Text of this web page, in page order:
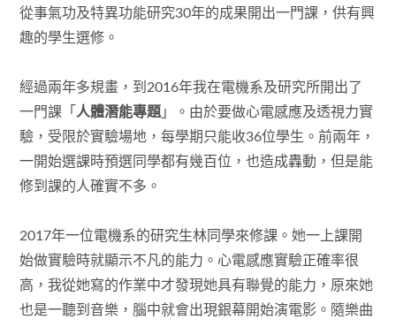
從事氣功及特異功能研究30年的成果開出一門課，供有興
趣的學生選修。
經過兩年多規畫，到2016年我在電機系及研究所開出了
一門課「 人體潛能專題 」。由於要做心電感應及透視力實
驗，受限於實驗場地，每學期只能收36位學生。前兩年，
一開始選課時預選同學都有幾百位，也造成轟動，但是能
修到課的人確實不多。
2017年一位電機系的研究生林同學來修課。她一上課開
始做實驗時就顯示不凡的能力。心電感應實驗正確率很
高，我從她寫的作業中才發現她具有聯覺的能力，原來她
也是一聽到音樂，腦中就會出現銀幕開始演電影。隨樂曲